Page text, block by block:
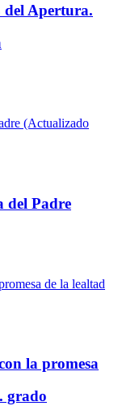
del Apertura.
del Padre
la promesa
grado